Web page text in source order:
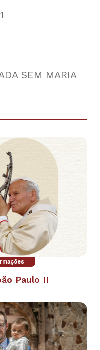
SEM MARIA
Paulo II